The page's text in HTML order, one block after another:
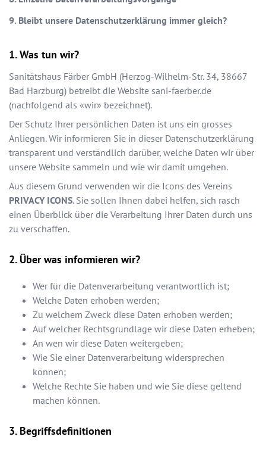
9. Bleibt unsere Datenschutzerklärung immer gleich?
Was tun wir?
Sanitätshaus Färber GmbH (Herzog-Wilhelm-Str. 34, 38667
Bad Harzburg) betreibt die Website sani-faerber.de
(nachfolgend als «wir» bezeichnet).
Der Schutz Ihrer persönlichen Daten ist uns ein grosses
Anliegen. Wir informieren Sie in dieser Datenschutzerklärung
transparent und verständlich darüber, welche Daten wir über
unsere Website sammeln und wie wir damit umgehen.
Aus diesem Grund verwenden wir die Icons des Vereins
PRIVACY ICONS. Sie sollen Ihnen dabei helfen, sich rasch
einen Überblick über die Verarbeitung Ihrer Daten durch uns
zu verschaffen.
Über was informieren wir?
Wer für die Datenverarbeitung verantwortlich ist;
Welche Daten erhoben werden;
Zu welchem Zweck diese Daten erhoben werden;
Auf welcher Rechtsgrundlage wir diese Daten erheben;
An wen wir diese Daten weitergeben;
Wie Sie einer Datenverarbeitung widersprechen
können;
Welche Rechte Sie haben und wie Sie diese geltend
machen können.
Begriffsdefinitionen